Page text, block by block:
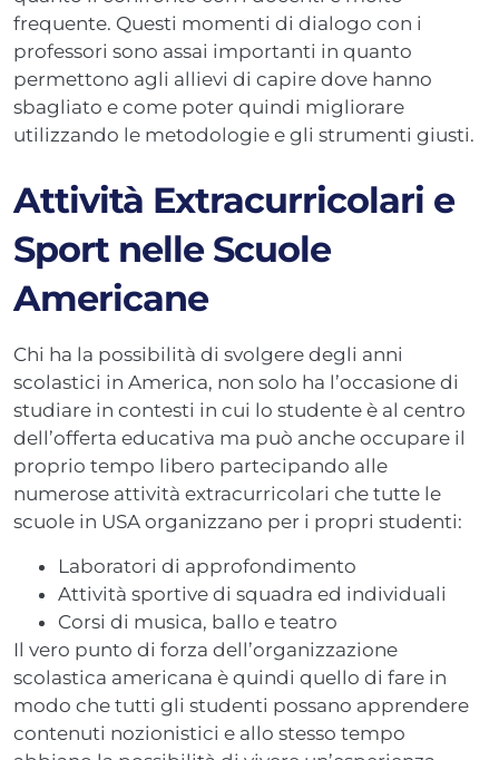
frequente. Questi momenti di dialogo con i
professori sono assai importanti in quanto
permettono agli allievi di capire dove hanno
sbagliato e come poter quindi migliorare
utilizzando le metodologie e gli strumenti giusti.
Attività Extracurricolari e
Sport nelle Scuole
Americane
Chi ha la possibilità di svolgere degli anni
scolastici in America, non solo ha l’occasione di
studiare in contesti in cui lo studente è al centro
dell’offerta educativa ma può anche occupare il
proprio tempo libero partecipando alle
numerose attività extracurricolari che tutte le
scuole in USA organizzano per i propri studenti:
Laboratori di approfondimento
Attività sportive di squadra ed individuali
Corsi di musica, ballo e teatro
Il vero punto di forza dell’organizzazione
scolastica americana è quindi quello di fare in
modo che tutti gli studenti possano apprendere
contenuti nozionistici e allo stesso tempo